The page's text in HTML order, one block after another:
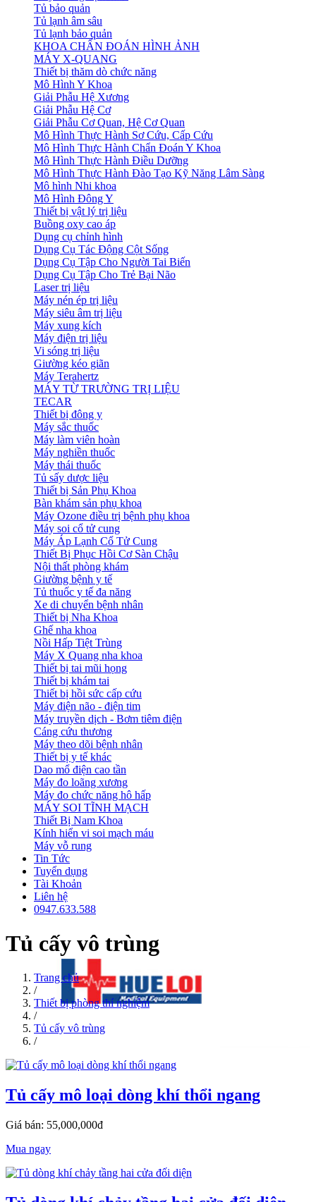
Tủ bảo quản
Tủ lạnh âm sâu
Tủ lạnh bảo quản
KHOA CHẨN ĐOÁN HÌNH ẢNH
MÁY X-QUANG
Thiết bị thăm dò chức năng
Mô Hình Y Khoa
Giải Phẫu Hệ Xương
Giải Phẫu Hệ Cơ
Giải Phẫu Cơ Quan, Hệ Cơ Quan
Mô Hình Thực Hành Sơ Cứu, Cấp Cứu
Mô Hình Thực Hành Chẩn Đoán Y Khoa
Mô Hình Thực Hành Điều Dưỡng
Mô Hình Thực Hành Đào Tạo Kỹ Năng Lâm Sàng
Mô hình Nhi khoa
Mô Hình Đông Y
Thiết bị vật lý trị liệu
Buồng oxy cao áp
Dụng cụ chỉnh hình
Dụng Cụ Tác Động Cột Sống
Dụng Cụ Tập Cho Người Tai Biến
Dụng Cụ Tập Cho Trẻ Bại Não
Laser trị liệu
Máy nén ép trị liệu
Máy siêu âm trị liệu
Máy xung kích
Máy điện trị liệu
Vi sóng trị liệu
Giường kéo giãn
Máy Terahertz
MÁY TỪ TRƯỜNG TRỊ LIỆU
TECAR
Thiết bị đông y
Máy sắc thuốc
Máy làm viên hoàn
Máy nghiền thuốc
Máy thái thuốc
Tủ sấy dược liệu
Thiết bị Sản Phụ Khoa
Bàn khám sản phụ khoa
Máy Ozone điều trị bệnh phụ khoa
Máy soi cổ tử cung
Máy Áp Lạnh Cổ Tử Cung
Thiết Bị Phục Hồi Cơ Sàn Chậu
Nội thất phòng khám
Giường bệnh y tế
Tủ thuốc y tế đa năng
Xe di chuyển bệnh nhân
Thiết bị Nha Khoa
Ghế nha khoa
Nồi Hấp Tiệt Trùng
Máy X Quang nha khoa
Thiết bị tai mũi họng
Thiết bị khám tai
Thiết bị hồi sức cấp cứu
Máy điện não - điện tim
Máy truyền dịch - Bơm tiêm điện
Cáng cứu thương
Máy theo dõi bệnh nhân
Thiết bị y tế khác
Dao mổ điện cao tần
Máy đo loãng xương
Máy đo chức năng hô hấp
MÁY SOI TĨNH MẠCH
Thiết Bị Nam Khoa
Kính hiển vi soi mạch máu
Máy vỗ rung
Tin Tức
Tuyển dụng
Tài Khoản
Liên hệ
0947.633.588
Tủ cấy vô trùng
Trang chủ
/
Thiết bị phòng thí nghiệm
/
Tủ cấy vô trùng
/
Tủ cấy mô loại dòng khí thổi ngang
Giá bán: 55,000,000đ
Mua ngay